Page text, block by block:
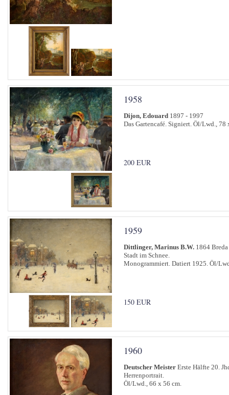
1958
Dijon, Edouard 1897 - 1997
Das Gartencafé. Signiert. Öl/Lwd., 78
200 EUR
1959
Dittlinger, Marinus B.W. 1864
Stadt im Schnee.
Monogrammiert. Datiert 1925. Öl/
150 EUR
1960
Deutscher Meister Erste Hälfte 20.
Herrenportrait.
Öl/Lwd., 66 x 56 cm.